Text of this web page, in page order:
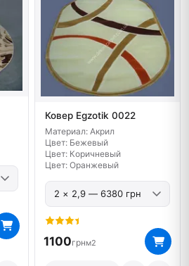
Ковер Egzotik 0022
Материал: Акрил
Цвет: Бежевый
Цвет: Коричневый
Цвет: Оранжевый
1100грнм2